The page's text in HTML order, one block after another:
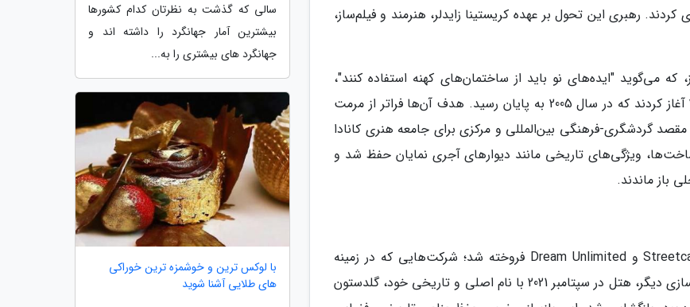
رهبری این تحول بر عهده کریستینا زایدلر، هنرمند و فیلم‌ساز،
می‌گوید "ایده‌های نو باید از ساختمان‌های کهنه استفاده کنند"،
خانواده زایدلر فرآیند بازسازی گسترده‌ای را از سال 2003 آغاز کردند که در سال 2005 به پایان رسید. هدف آن‌ها فراتر از مرمت
گردشگری-فرهنگی بین‌المللی و مرکزی برای جامعه هنری کانادا
ویژگی‌های تاریخی مانند دیوارهای آجری نمایان حفظ شد و
باز ماندند.
در مارس 2020، هتل به شرکت‌های Streetcar Developments و Dream Unlimited فروخته شد؛ شرکت‌هایی که در زمینه
بازسازی پروژه‌های تاریخی شهرت دارند. پس از یک بازسازی دیگر، هتل در سپتامبر 2021 با نام اصلی و تاریخی خود، گلدستون
سالی که گذشت به نظرتان کدام کشورها
بیشترین آمار جهانگرد را داشته اند و
جهانگرد های بیشتری را به...
با لوکس ترین و خوشمزه ترین خوراکی
های طلایی آشنا شوید